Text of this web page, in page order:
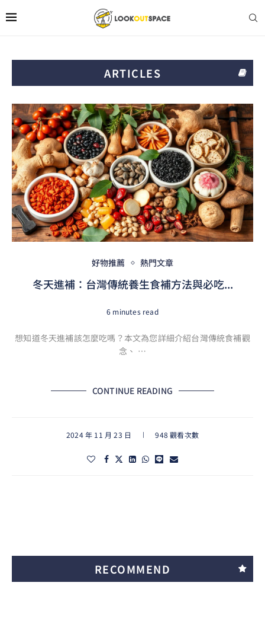
ARTICLES
好物推薦 熱門文章
冬天進補：台灣傳統養生食補方法與必吃...
6 minutes read
想知道冬天進補該怎麼吃嗎？本文為您詳細介紹台灣傳統食補觀
念、 …
CONTINUE READING
2024 年 11 月 23 日 948 觀看次數
RECOMMEND